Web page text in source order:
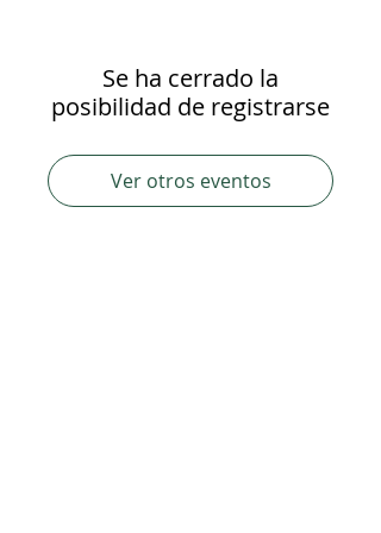
Se ha cerrado la
posibilidad de registrarse
Ver otros eventos